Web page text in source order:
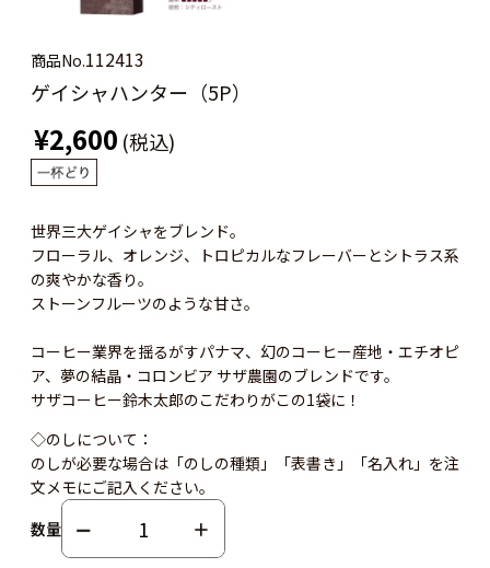
商品No.112413
ゲイシャハンター（5P）
¥2,600 (税込)
世界三大ゲイシャをブレンド。
フローラル、オレンジ、トロピカルなフレーバーとシトラス系
の爽やかな香り。
ストーンフルーツのような甘さ。
コーヒー業界を揺るがすパナマ、幻のコーヒー産地・エチオピ
ア、夢の結晶・コロンビア サザ農園のブレンドです。
サザコーヒー鈴木太郎のこだわりがこの1袋に！
◇のしについて：
のしが必要な場合は「のしの種類」「表書き」「名入れ」を注
文メモにご記入ください。
数量